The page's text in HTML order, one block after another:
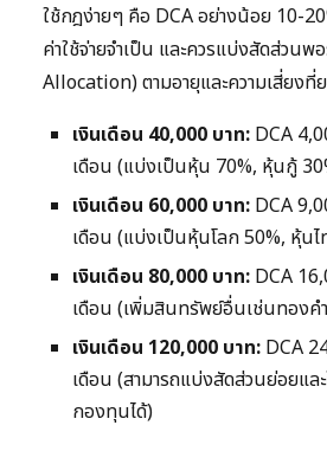
ใช้กฎง่ายๆ คือ DCA อย่างน้อย 10-
ค่าใช้จ่ายจำเป็น และควรแบ่งสัดส่วนพ
Allocation) ตามอายุและความเสี่ยงที่
เงินเดือน 40,000 บาท: DCA
เดือน (แบ่งเป็นหุ้น 70%, หุ้นกู้
เงินเดือน 60,000 บาท: DCA
เดือน (แบ่งเป็นหุ้นโลก 50%, หุ้น
เงินเดือน 80,000 บาท: DCA
เดือน (เพิ่มสินทรัพย์อื่นเช่นทองค
เงินเดือน 120,000 บาท: DCA
เดือน (สามารถแบ่งสัดส่วนย่อยแล
กองทุนได้)